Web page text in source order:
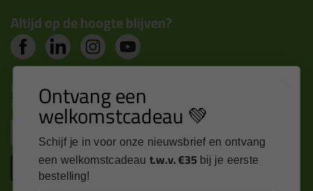
Altijd op de hoogte blijven?
Nieuws, tips en exclusieve deals rechtstreeks in je
inbox
Inschrijven
Ontvang een
welkomstcadeau 💚
Schijf je in voor onze nieuwsbrief en ontvang
een welkomstcadeau t.w.v. €35 bij je eerste
bestelling!